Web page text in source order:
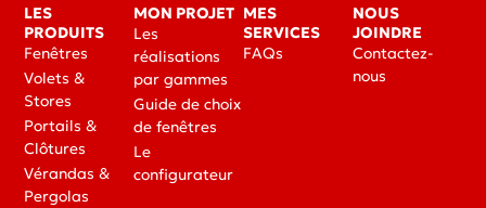
LES
PRODUITS
Fenêtres
Volets &
Stores
Portails &
Clôtures
Vérandas &
Pergolas
MON PROJET
Les
réalisations
par gammes
Guide de choix
de fenêtres
Le
configurateur
MES
SERVICES
FAQs
NOUS
JOINDRE
Contactez-
nous